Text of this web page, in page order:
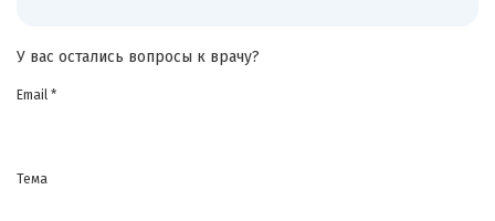
У вас остались вопросы к врачу?
Email *
Тема